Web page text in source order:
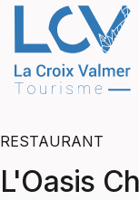
RESTAURANT
L'Oasis